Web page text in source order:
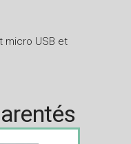
micro USB et